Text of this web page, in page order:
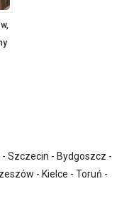
- Szczecin - Bydgoszcz -
- Kielce - Toruń -